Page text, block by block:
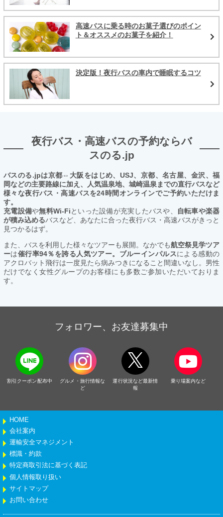
高速バスに乗る時のお菓子選びのポイン
ト＆オススメのお菓子を紹介！
決定版！夜行バスの車内で睡眠するコツ
夜行バス・高速バスの予約ならバ
スのる.jp
バスのる.jpは京都⇔大阪をはじめ、USJ、京都、名古屋、金沢、福
岡などの主要路線に加え、人気温泉地、城崎温泉までの直行バスなど
様々な夜行バス・高速バスを24時間オンラインでご予約いただけま
す。
充電設備や無料Wi-Fiといった設備が充実したバスや、
自転車や楽器
が積み込めるバスなど、あなたに合った夜行バス・高速バスがきっと
見つかるはず。
また、バスを利用した様々なツアーも展開。なかでも航空祭見学ツア
ーは催行率94％を誇る人気ツアー。ブルーインパルスによる感動の
アクロバット飛行は一度見たら病みつきになること間違いなし。男性
だけでなく女性グループのお客様にも多数ご参加いただいておりま
す。
フォロワー、お友達募集中
割引クーポン配布中
グルメ・旅行情報な
ど
運行状況など最新情
報
乗り場案内など
HOME
会社案内
運輸安全マネジメント
標識・約款
特定商取引法に基づく表記
個人情報取り扱い
サイトマップ
お問い合わせ